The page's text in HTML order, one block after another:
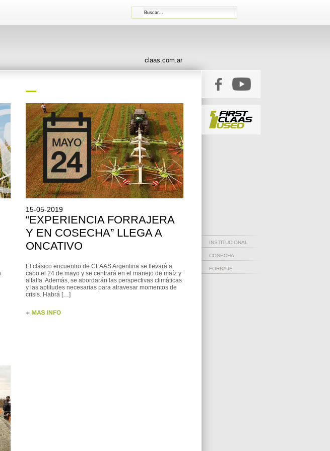
claas.com.ar
15-05-2019
“EXPERIENCIA FORRAJERA
Y EN COSECHA” LLEGA A
ONCATIVO
El clásico encuentro de CLAAS Argentina se llevará a
cabo el 24 de mayo y se centrará en el manejo de maíz y
alfalfa. Además, se abordarán las perspectivas climáticas
y las aptitudes necesarias para atravesar momentos de
crisis. Habrá […]
INSTITUCIONAL
COSECHA
FORRAJE